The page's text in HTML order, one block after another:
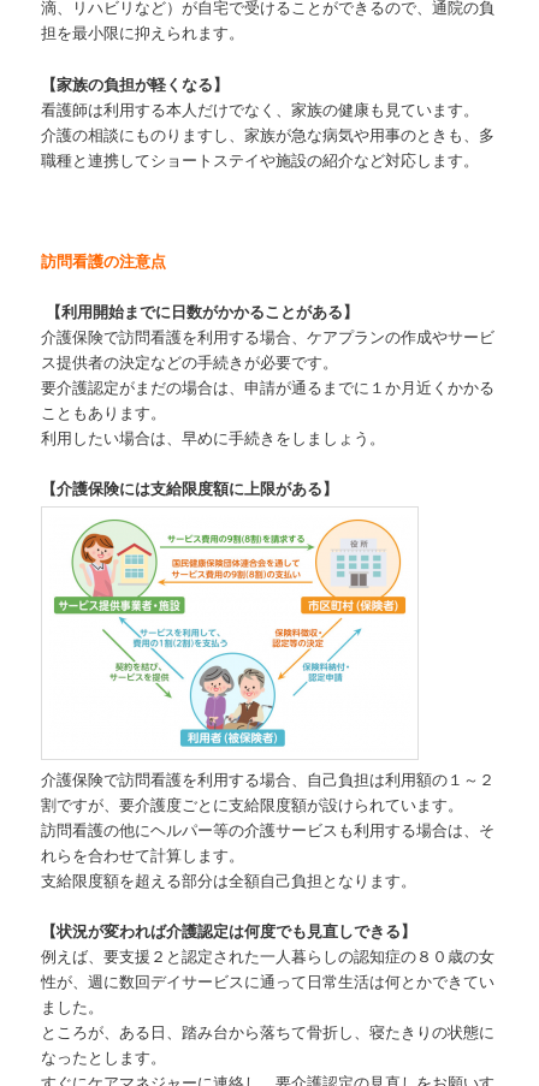
滴、リハビリなど）が自宅で受けることができるので、通院の負
担を最小限に抑えられます。
【家族の負担が軽くなる】
看護師は利用する本人だけでなく、家族の健康も見ています。
介護の相談にものりますし、家族が急な病気や用事のときも、多
職種と連携してショートステイや施設の紹介など対応します。
訪問看護の注意点
【利用開始までに日数がかかることがある】
介護保険で訪問看護を利用する場合、ケアプランの作成やサービ
ス提供者の決定などの手続きが必要です。
要介護認定がまだの場合は、申請が通るまでに１か月近くかかる
こともあります。
利用したい場合は、早めに手続きをしましょう。
【介護保険には支給限度額に上限がある】
介護保険で訪問看護を利用する場合、自己負担は利用額の１～２
割ですが、要介護度ごとに支給限度額が設けられています。
訪問看護の他にヘルパー等の介護サービスも利用する場合は、そ
れらを合わせて計算します。
支給限度額を超える部分は全額自己負担となります。
【状況が変われば介護認定は何度でも見直しできる】
例えば、要支援２と認定された一人暮らしの認知症の８０歳の女
性が、週に数回デイサービスに通って日常生活は何とかできてい
ました。
ところが、ある日、踏み台から落ちて骨折し、寝たきりの状態に
なったとします。